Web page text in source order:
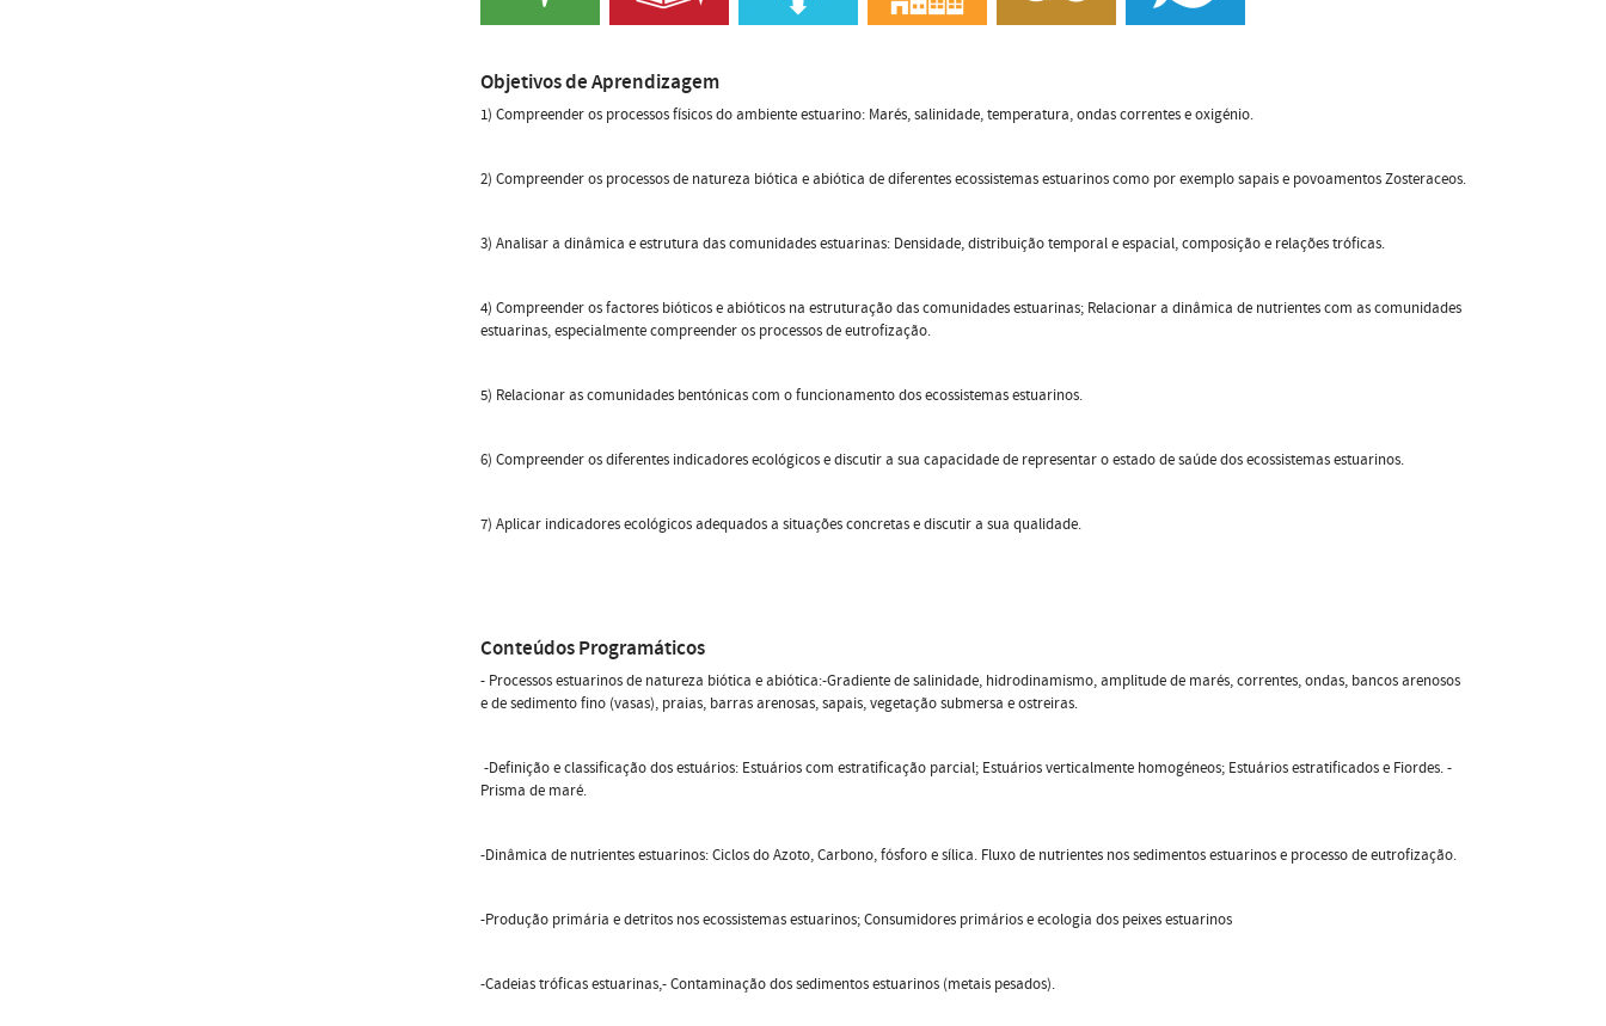
Objetivos de Aprendizagem
1) Compreender os processos físicos do ambiente estuarino: Marés, salinidade, temperatura, ondas correntes e oxigénio.
2) Compreender os processos de natureza biótica e abiótica de diferentes ecossistemas estuarinos como por exemplo sapais e povoamentos Zosteraceos.
3) Analisar a dinâmica e estrutura das comunidades estuarinas: Densidade, distribuição temporal e espacial, composição e relações tróficas.
4) Compreender os factores bióticos e abióticos na estruturação das comunidades estuarinas; Relacionar a dinâmica de nutrientes com as comunidades
estuarinas, especialmente compreender os processos de eutrofização.
5) Relacionar as comunidades bentónicas com o funcionamento dos ecossistemas estuarinos.
6) Compreender os diferentes indicadores ecológicos e discutir a sua capacidade de representar o estado de saúde dos ecossistemas estuarinos.
7) Aplicar indicadores ecológicos adequados a situações concretas e discutir a sua qualidade.
Conteúdos Programáticos
- Processos estuarinos de natureza biótica e abiótica:-Gradiente de salinidade, hidrodinamismo, amplitude de marés, correntes, ondas, bancos arenosos
e de sedimento fino (vasas), praias, barras arenosas, sapais, vegetação submersa e ostreiras.
-Definição e classificação dos estuários: Estuários com estratificação parcial; Estuários verticalmente homogéneos; Estuários estratificados e Fiordes. -
Prisma de maré.
-Dinâmica de nutrientes estuarinos: Ciclos do Azoto, Carbono, fósforo e sílica. Fluxo de nutrientes nos sedimentos estuarinos e processo de eutrofização.
-Produção primária e detritos nos ecossistemas estuarinos; Consumidores primários e ecologia dos peixes estuarinos
-Cadeias tróficas estuarinas,- Contaminação dos sedimentos estuarinos (metais pesados).